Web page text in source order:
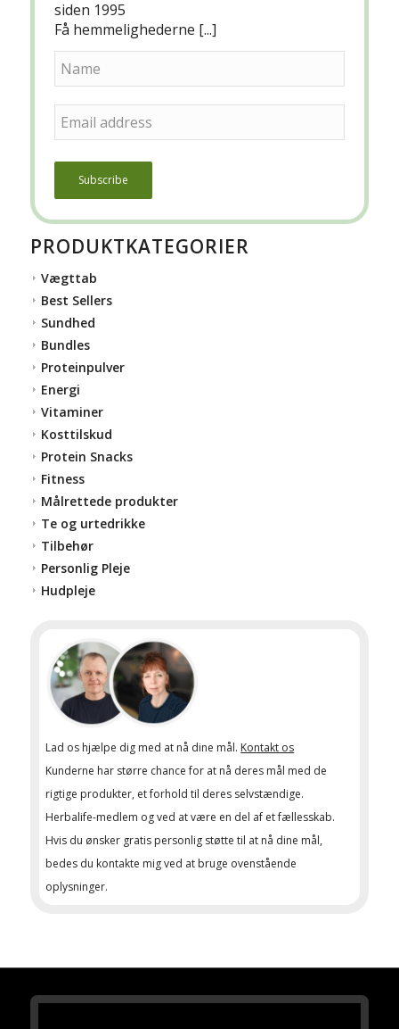
siden 1995
Få hemmelighederne [...]
PRODUKTKATEGORIER
Vægttab
Best Sellers
Sundhed
Bundles
Proteinpulver
Energi
Vitaminer
Kosttilskud
Protein Snacks
Fitness
Målrettede produkter
Te og urtedrikke
Tilbehør
Personlig Pleje
Hudpleje
Lad os hjælpe dig med at nå dine mål. Kontakt os
Kunderne har større chance for at nå deres mål med de
rigtige produkter, et forhold til deres selvstændige.
Herbalife-medlem og ved at være en del af et fællesskab.
Hvis du ønsker gratis personlig støtte til at nå dine mål,
bedes du kontakte mig ved at bruge ovenstående
oplysninger.